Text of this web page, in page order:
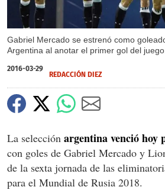
Gabriel Mercado se estrenó como
Argentina al anotar el primer gol del juego.
2016-03-29
REDACCIÓN DIEZ
La selección argentina venció hoy
con goles de Gabriel Mercado y
de la sexta jornada de las
para el Mundial de Rusia 2018.